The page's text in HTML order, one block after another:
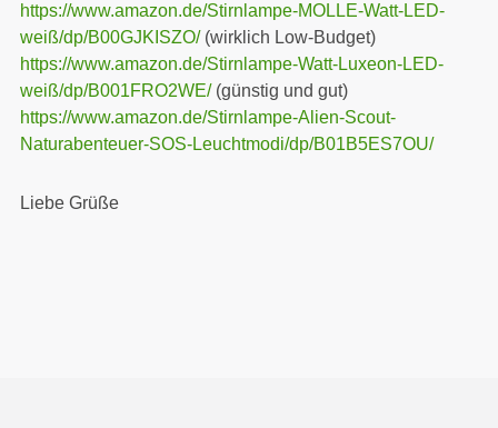
https://www.amazon.de/Stirnlampe-MOLLE-Watt-LED-
weiß/dp/B00GJKISZO/(wirklich Low-Budget)
https://www.amazon.de/Stirnlampe-Watt-Luxeon-LED-
weiß/dp/B001FRO2WE/(günstig und gut)
https://www.amazon.de/Stirnlampe-Alien-Scout-
Naturabenteuer-SOS-Leuchtmodi/dp/B01B5ES7OU/
Liebe Grüße